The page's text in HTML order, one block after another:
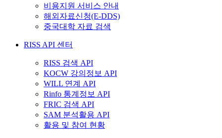
비용지원 서비스 안내
해외자료신청(E-DDS)
중국대학 자료 검색
RISS API 센터
RISS 검색 API
KOCW 강의정보 API
WILL 연계 API
Rinfo 통계정보 API
FRIC 검색 API
SAM 분석활용 API
활용 및 참여 현황